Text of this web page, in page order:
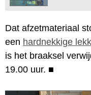
Dat afzetmateriaal
een hardnekkige
is het braaksel
19.00 uur. ■